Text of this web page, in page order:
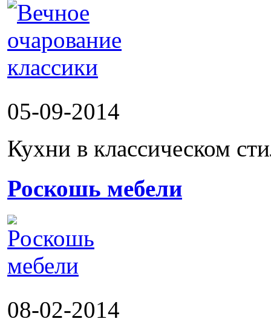
05-09-2014
Кухни в классическом
Роскошь мебели
08-02-2014